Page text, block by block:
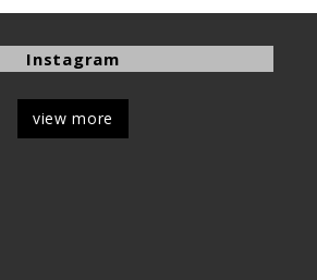
Instagram
view more